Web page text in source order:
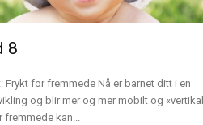
8
Frykt for fremmede Nå er barnet ditt i en
og blir mer og mer mobilt og
fremmede kan...